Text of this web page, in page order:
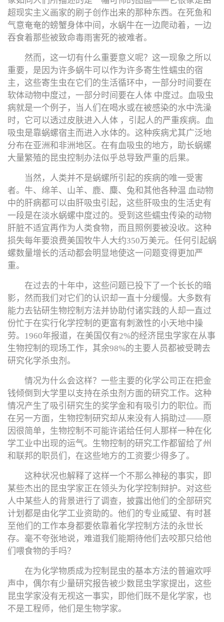
超现实主义画家的刷子创作出来的那种东西。在死鱼和
气意奄奄的螃蟹身体中间，水蜗牛在一边爬动着，一边
吞食着那些被致命毒雨害死的被难者。
然而，这一切有什么重要意义呢？这一现象之所以
重要，是因为许多蜗牛可以作为许多寄生性蠕虫的宿
主，这些寄生虫在它们的生活循环中，一部分时间要在
软体动物中度过，一部分时间要在人体 中度过。血吸虫
病就是一个例子，当人们在喝水或在被感染的水中洗澡
时，它可以透过皮肤进入人体 ，引起人的严重疾病。血
吸虫是靠蜗螺宿主而进入水体的。这种疾病尤其广泛地
分布在亚洲和非洲地区。在有血吸虫的地方，助长蜗螺
大量繁殖的昆虫控制办法似乎总导致严重的后果。
当然，人类并不是蜗螺所引起的疾病的唯一受害
者。牛、绵羊、山羊、鹿、麋、兔和其他各种温 血动物
中的肝病都可以由肝吸虫引起，这些肝吸虫的生活史有
一段是在淡水蜗螺中度过的。受到这些蠕虫传染的动物
肝脏不适宜再作为人类食物，而且照例要被没收。这种
损失每年要浪费美国牧牛人大约350万美元。任何引起蜗
螺数量增长的活动都会明显地使这一问题变得更加严
重。
在过去的十年中，这些问题已投下了一个长长的暗
影，然而我们对它们的认识却一直十分缓慢。大多数有
能力去钻研生物控制方法并协助付诸实践的人却一直过
份忙于在实行化学控制的更富有刺激性的小天地中操
劳。1960年报道，在美国仅有2%的经济昆虫学家在从事
生物控制的现场工作，其余98%的主要人员都被受聘去
研究化学杀虫剂。
情况为什么会这样？一些主要的化学公司正在把金
钱倾倒到大学里以支持在杀虫剂方面的研究工作。这种
情况产生了吸引研究生的奖学金和有吸引力的职位。而
在另一方面，生物控制研究却从来没有人捐助过——原
因很简单，生物控制不可能许诺给任何人那样一种在化
学工业中出现的运气。生物控制的研究工作都留给了州
和联邦的职员们，在这些地方的工资要少得多了。
这种状况也解释了这样一个不那么神秘的事实，即
某些杰出的昆虫学家正在领头为化学控制辩护。对这些
人中某些人的背景进行了调查，披露出他们的全部研究
计划都是由化学工业资助的。他们的专业威望、有时甚
至他们的工作本身都要依靠着化学控制方法的永世长
存。毫不夸张地说，难道我们能期待他们去咬那只给他
们喂食物的手吗？
在为化学物质成为控制昆虫的基本方法的普遍欢呼
声中，偶尔有少量研究报告被少数昆虫学家提出，这些
昆虫学家没有无视这一事实，即他们既不是化学家，也
不是工程师，他们是生物学家。